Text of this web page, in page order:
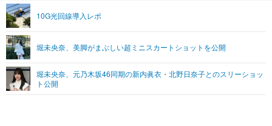
グラビア ブログ
ショッピング その他
ライフTOP
リリース一覧
プッシュ通知の停止方法
10G光回線導入レポ
堀未央奈、美脚がまぶしい超ミニスカートショットを公開
堀未央奈、元乃木坂46同期の新内眞衣・北野日奈子とのスリーショッ
ト公開